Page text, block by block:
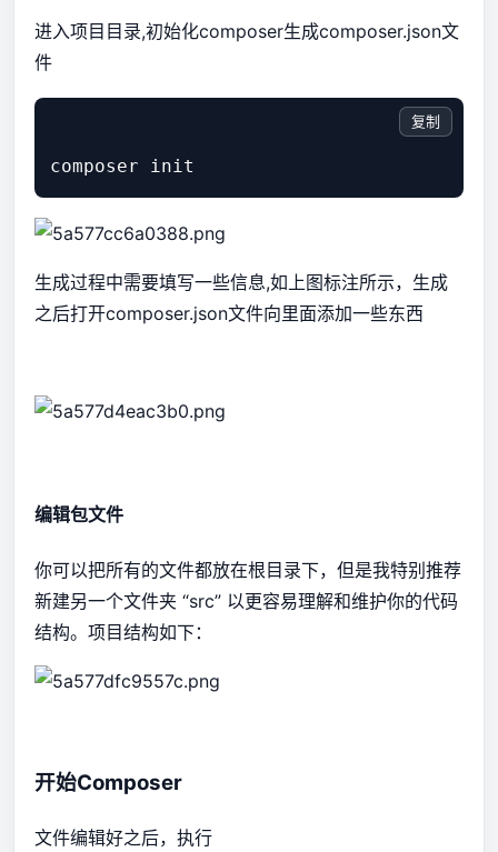
进入项目目录,初始化composer生成composer.json文
件
composer init
复制
生成过程中需要填写一些信息,如上图标注所示，生成
之后打开composer.json文件向里面添加一些东西
编辑包文件
你可以把所有的文件都放在根目录下，但是我特别推荐
新建另一个文件夹 “src” 以更容易理解和维护你的代码
结构。项目结构如下：
开始Composer
文件编辑好之后，执行